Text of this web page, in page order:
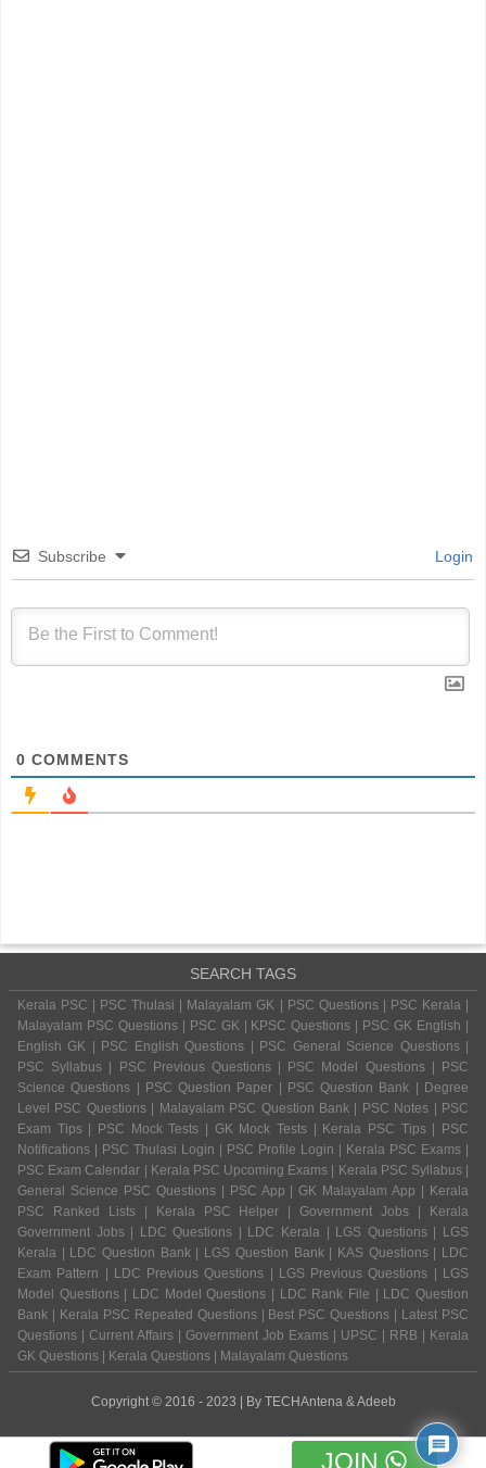
Subscribe Login
0 COMMENTS
JOIN
SEARCH TAGS
Kerala PSC | PSC Thulasi | Malayalam GK | PSC Questions | PSC Kerala |
Malayalam PSC Questions | PSC GK | KPSC Questions | PSC GK English |
English GK | PSC English Questions | PSC General Science Questions |
PSC Syllabus | PSC Previous Questions | PSC Model Questions | PSC
Science Questions | PSC Question Paper | PSC Question Bank | Degree
Level PSC Questions | Malayalam PSC Question Bank | PSC Notes | PSC
Exam Tips | PSC Mock Tests | GK Mock Tests | Kerala PSC Tips | PSC
Notifications | PSC Thulasi Login | PSC Profile Login | Kerala PSC Exams |
PSC Exam Calendar | Kerala PSC Upcoming Exams | Kerala PSC Syllabus |
General Science PSC Questions | PSC App | GK Malayalam App | Kerala
PSC Ranked Lists | Kerala PSC Helper | Government Jobs | Kerala
Government Jobs | LDC Questions | LDC Kerala | LGS Questions | LGS
Kerala | LDC Question Bank | LGS Question Bank | KAS Questions | LDC
Exam Pattern | LDC Previous Questions | LGS Previous Questions | LGS
Model Questions | LDC Model Questions | LDC Rank File | LDC Question
Bank | Kerala PSC Repeated Questions | Best PSC Questions | Latest PSC
Questions | Current Affairs | Government Job Exams | UPSC | RRB | Kerala
GK Questions | Kerala Questions | Malayalam Questions
Copyright © 2016 - 2023 | By TECHAntena & Adeeb